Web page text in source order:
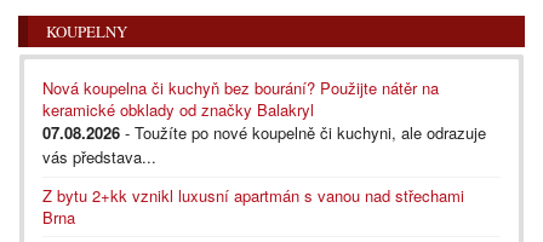
KOUPELNY
Nová koupelna či kuchyň bez bourání? Použijte nátěr na
keramické obklady od značky Balakryl
07.08.2026 - Toužíte po nové koupelně či kuchyni, ale odrazuje
vás představa...
Z bytu 2+kk vznikl luxusní apartmán s vanou nad střechami
Brna